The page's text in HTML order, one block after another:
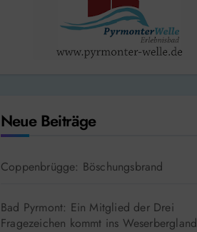
Neue Beiträge
Coppenbrügge: Böschungsbrand
Bad Pyrmont: Ein Mitglied der Drei
Fragezeichen kommt ins Weserbergland